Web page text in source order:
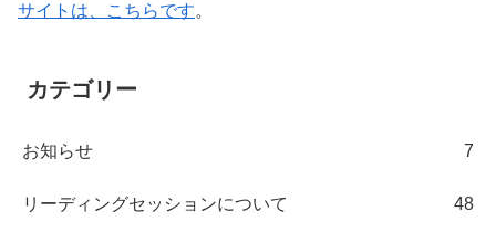
サイトは、こちらです。
カテゴリー
お知らせ 7
リーディングセッションについて 48